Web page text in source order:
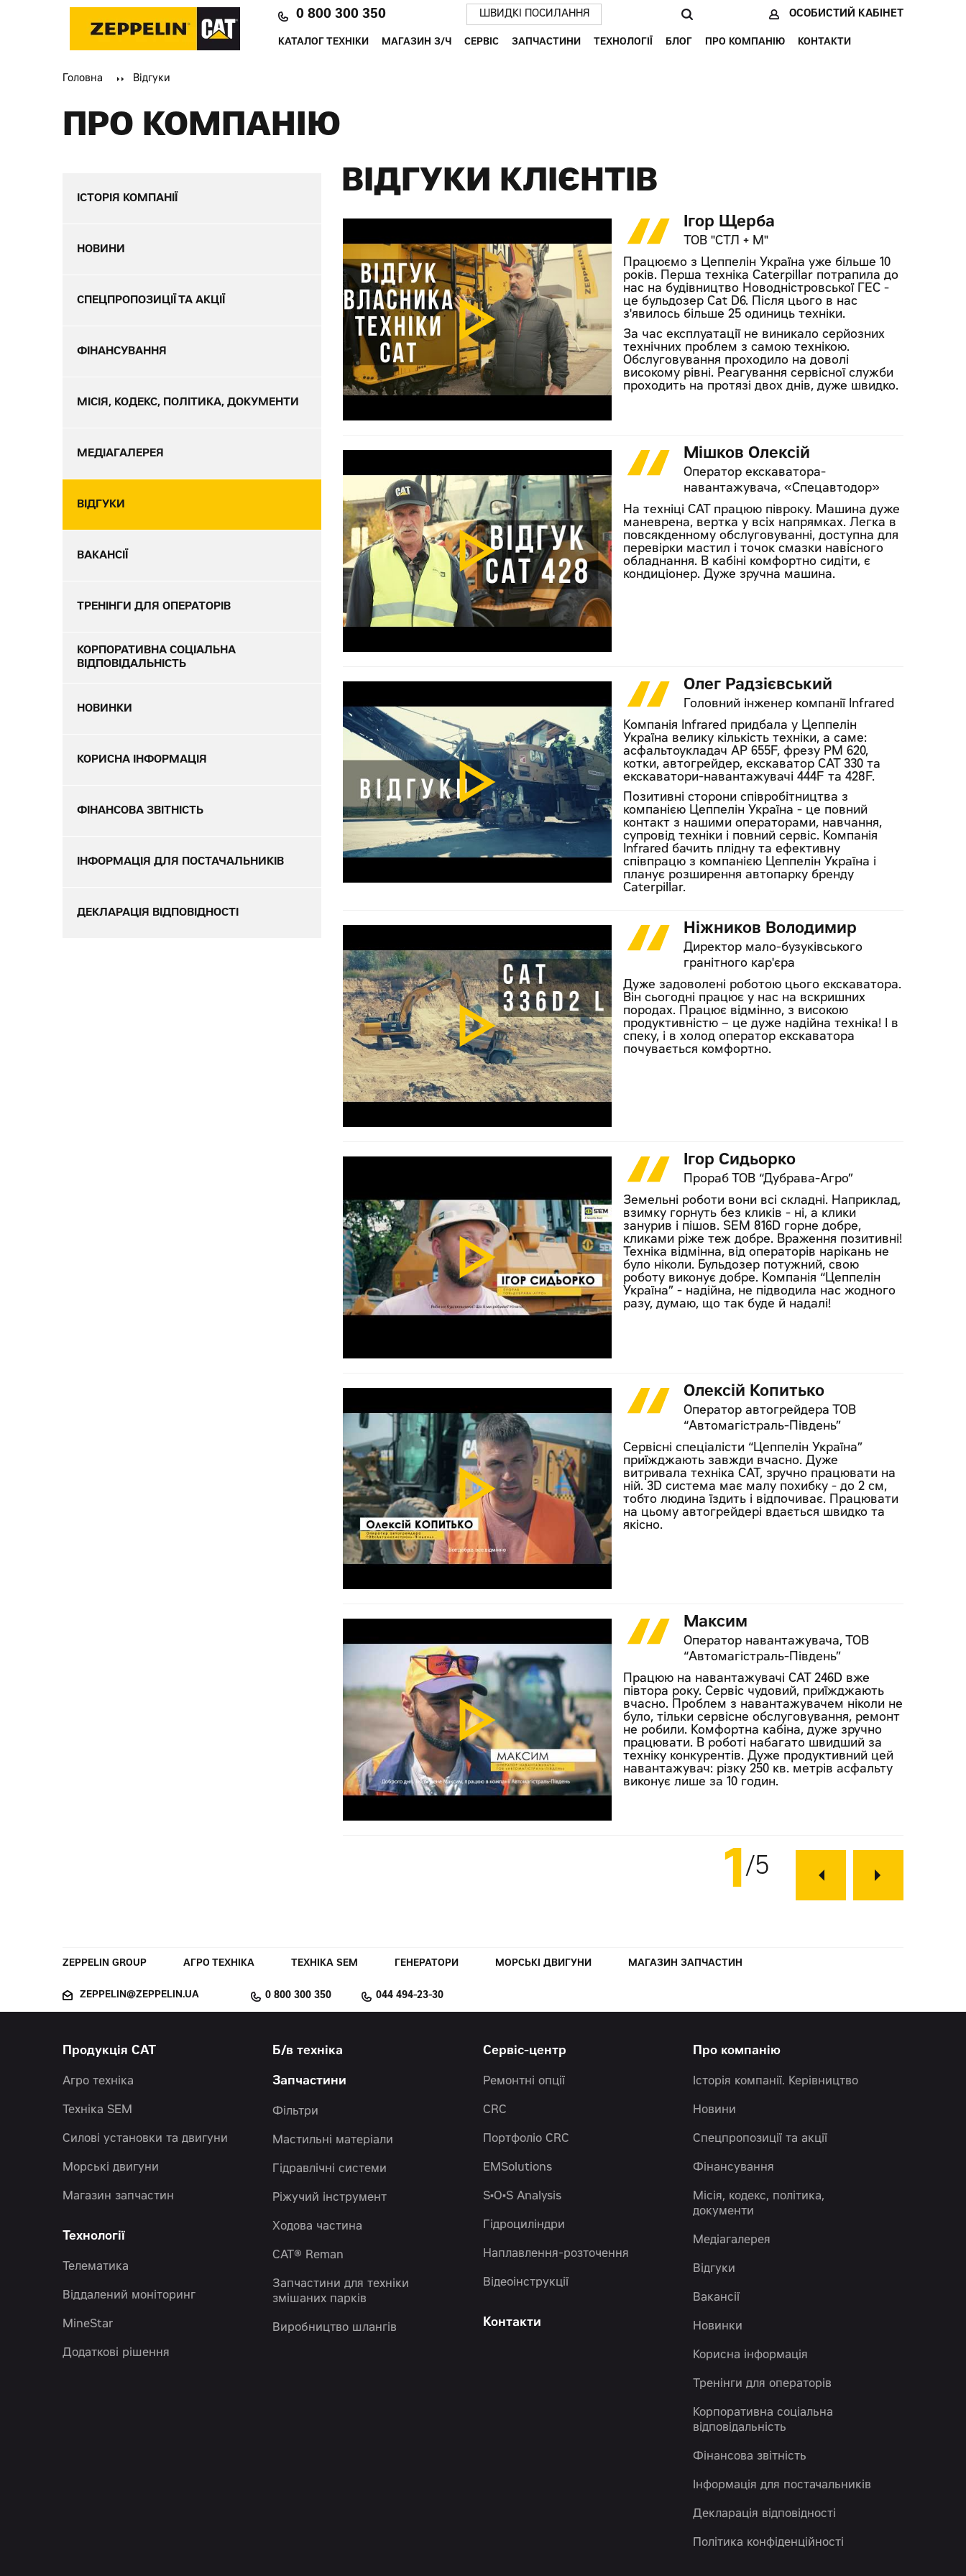
0 800 300 350
КАТАЛОГ ТЕХНІКИ МАГАЗИН З/Ч СЕРВІС ЗАПЧАСТИНИ ТЕХНОЛОГІЇ БЛОГ ПРО КОМПАНІЮ КОНТАКТИ
ШВИДКІ ПОСИЛАННЯ ОСОБИСТИЙ КАБІНЕТ
Головна Відгуки
ПРО КОМПАНІЮ
ІСТОРІЯ КОМПАНІЇ
НОВИНИ
СПЕЦПРОПОЗИЦІЇ ТА АКЦІЇ
ФІНАНСУВАННЯ
МІСІЯ, КОДЕКС, ПОЛІТИКА, ДОКУМЕНТИ
МЕДІАГАЛЕРЕЯ
ВІДГУКИ
ВАКАНСІЇ
ТРЕНІНГИ ДЛЯ ОПЕРАТОРІВ
КОРПОРАТИВНА СОЦІАЛЬНА
ВІДПОВІДАЛЬНІСТЬ
НОВИНКИ
КОРИСНА ІНФОРМАЦІЯ
ФІНАНСОВА ЗВІТНІСТЬ
ІНФОРМАЦІЯ ДЛЯ ПОСТАЧАЛЬНИКІВ
ДЕКЛАРАЦІЯ ВІДПОВІДНОСТІ
ВІДГУКИ КЛІЄНТІВ
Ігор Щерба
ТОВ "СТЛ + М"
Працюємо з Цеппелін Україна уже більше 10
років. Перша техніка Caterpillar потрапила до
нас на будівництво Новодністровської ГЕС -
це бульдозер Cat D6. Після цього в нас
з'явилось більше 25 одиниць техніки.
За час експлуатації не виникало серйозних
технічних проблем з самою технікою.
Обслуговування проходило на доволі
високому рівні. Реагування сервісної служби
проходить на протязі двох днів, дуже швидко.
Мішков Олексій
Оператор екскаватора-
навантажувача, «Спецавтодор»
На техніці CAT працюю півроку. Машина дуже
маневрена, вертка у всіх напрямках. Легка в
повсякденному обслуговуванні, доступна для
перевірки мастил і точок смазки навісного
обладнання. В кабіні комфортно сидіти, є
кондиціонер. Дуже зручна машина.
Олег Радзієвський
Головний інженер компанії Infrared
Компанія Infrared придбала у Цеппелін
Україна велику кількість техніки, а саме:
асфальтоукладач AP 655F, фрезу РМ 620,
котки, автогрейдер, екскаватор САТ 330 та
екскаватори-навантажувачі 444F та 428F.
Позитивні сторони співробітництва з
компанією Цеппелін Україна - це повний
контакт з нашими операторами, навчання,
супровід техніки і повний сервіс. Компанія
Infrared бачить плідну та ефективну
співпрацю з компанією Цеппелін Україна і
планує розширення автопарку бренду
Caterpillar.
Ніжников Володимир
Директор мало-бузуківського
гранітного кар'єра
Дуже задоволені роботою цього екскаватора.
Він сьогодні працює у нас на вскришних
породах. Працює відмінно, з високою
продуктивністю – це дуже надійна техніка! І в
спеку, і в холод оператор екскаватора
почувається комфортно.
Ігор Сидьорко
Прораб ТОВ “Дубрава-Агро”
Земельні роботи вони всі складні. Наприклад,
взимку горнуть без кликів - ні, а клики
занурив і пішов. SEM 816D горне добре,
кликами ріже теж добре. Враження позитивні!
Техніка відмінна, від операторів нарікань не
було ніколи. Бульдозер потужний, свою
роботу виконує добре. Компанія “Цеппелін
Україна” - надійна, не підводила нас жодного
разу, думаю, що так буде й надалі!
Олексій Копитько
Оператор автогрейдера ТОВ
“Автомагістраль-Південь”
Сервісні спеціалісти “Цеппелін Україна”
приїжджають завжди вчасно. Дуже
витривала техніка CAT, зручно працювати на
ній. 3D система має малу похибку - до 2 см,
тобто людина їздить і відпочиває. Працювати
на цьому автогрейдері вдається швидко та
якісно.
Максим
Оператор навантажувача, ТОВ
“Автомагістраль-Південь”
Працюю на навантажувачі CAT 246D вже
півтора року. Сервіс чудовий, приїжджають
вчасно. Проблем з навантажувачем ніколи не
було, тільки сервісне обслуговування, ремонт
не робили. Комфортна кабіна, дуже зручно
працювати. В роботі набагато швидший за
техніку конкурентів. Дуже продуктивний цей
навантажувач: різку 250 кв. метрів асфальту
виконує лише за 10 годин.
1 5
ZEPPELIN GROUP АГРО ТЕХНІКА ТЕХНІКА SEM ГЕНЕРАТОРИ МОРСЬКІ ДВИГУНИ МАГАЗИН ЗАПЧАСТИН
ZEPPELIN@ZEPPELIN.UA 0 800 300 350 044 494-23-30
Продукція CAT
Агро техніка
Техніка SEM
Силові установки та двигуни
Морські двигуни
Магазин запчастин
Технології
Телематика
Віддалений моніторинг
MineStar
Додаткові рішення
Б/в техніка
Запчастини
Фільтри
Мастильні матеріали
Гідравлічні системи
Ріжучий інструмент
Ходова частина
CAT® Reman
Запчастини для техніки
змішаних парків
Виробництво шлангів
Сервіс-центр
Ремонтні опції
CRC
Портфоліо CRC
EMSolutions
S•O•S Analysis
Гідроциліндри
Наплавлення-розточення
Відеоінструкції
Контакти
Про компанію
Історія компанії. Керівництво
Новини
Спецпропозиції та акції
Фінансування
Місія, кодекс, політика,
документи
Медіагалерея
Відгуки
Вакансії
Новинки
Корисна інформація
Тренінги для операторів
Корпоративна соціальна
відповідальність
Фінансова звітність
Інформація для постачальників
Декларація відповідності
Політика конфіденційності